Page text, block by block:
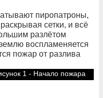
пиропатроны,
сетки, и всё
разлётом
воспламеняется
пожар от разлива
1 - Начало пожара